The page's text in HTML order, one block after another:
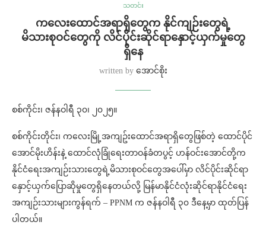
သတင်း
ကလေးထောင်အရာရှိတွေက နိုင်ကျဉ်းတွေရဲ့
မိသားစုဝင်တွေကို လိင်ပိုင်းဆိုင်ရာနှောင့်ယှက်မှုတွေ
ရှိနေ
written by အောင်စိုး
စစ်ကိုင်း၊ ဇန်နဝါရီ ၃၀၊ ၂၀၂၅။
စစ်ကိုင်းတိုင်း၊ ကလေးမြို့အကျဥ်းထောင်အရာရှိတွေဖြစ်တဲ့ ထောင်ပိုင်
အောင်မိုးဟိန်းနဲ့ ထောင်လုံခြုံရေးတာဝန်ခံတပွင့် ဟန်ဝင်းအောင်တို့က
နိုင်ငံရေးအကျဉ်းသားတွေရဲ့မိသားစုဝင်တွေအပေါ်မှာ လိင်ပိုင်းဆိုင်ရာ
နှောင့်ယှက်ပြောဆိုမှုတွေရှိနေတယ်လို့ မြန်မာနိုင်ငံလုံးဆိုင်ရာနိုင်ငံရေး
အကျဉ်းသားများကွန်ရက် – PPNM က ဇန်နဝါရီ ၃၀ ဒီနေ့မှာ ထုတ်ပြန်
ပါတယ်။